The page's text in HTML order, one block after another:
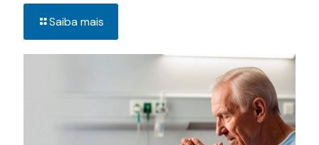
Saiba mais